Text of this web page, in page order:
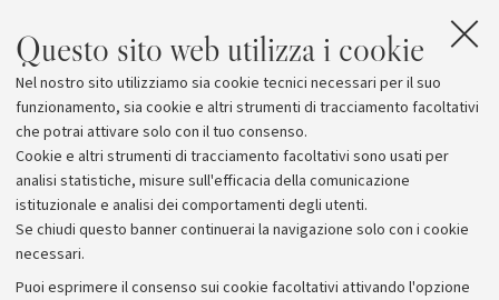
Questo sito web utilizza i cookie
Nel nostro sito utilizziamo sia cookie tecnici necessari per il suo
funzionamento, sia cookie e altri strumenti di tracciamento facoltativi
che potrai attivare solo con il tuo consenso.
Cookie e altri strumenti di tracciamento facoltativi sono usati per
analisi statistiche, misure sull'efficacia della comunicazione
istituzionale e analisi dei comportamenti degli utenti.
Se chiudi questo banner continuerai la navigazione solo con i cookie
necessari.
Puoi esprimere il consenso sui cookie facoltativi attivando l'opzione
Allo studio, oltre all'Università di Bologna, hanno
contribuito anche alcuni ricercatori dell’Università di
Milano e dell’Università di Padova.
Archivio